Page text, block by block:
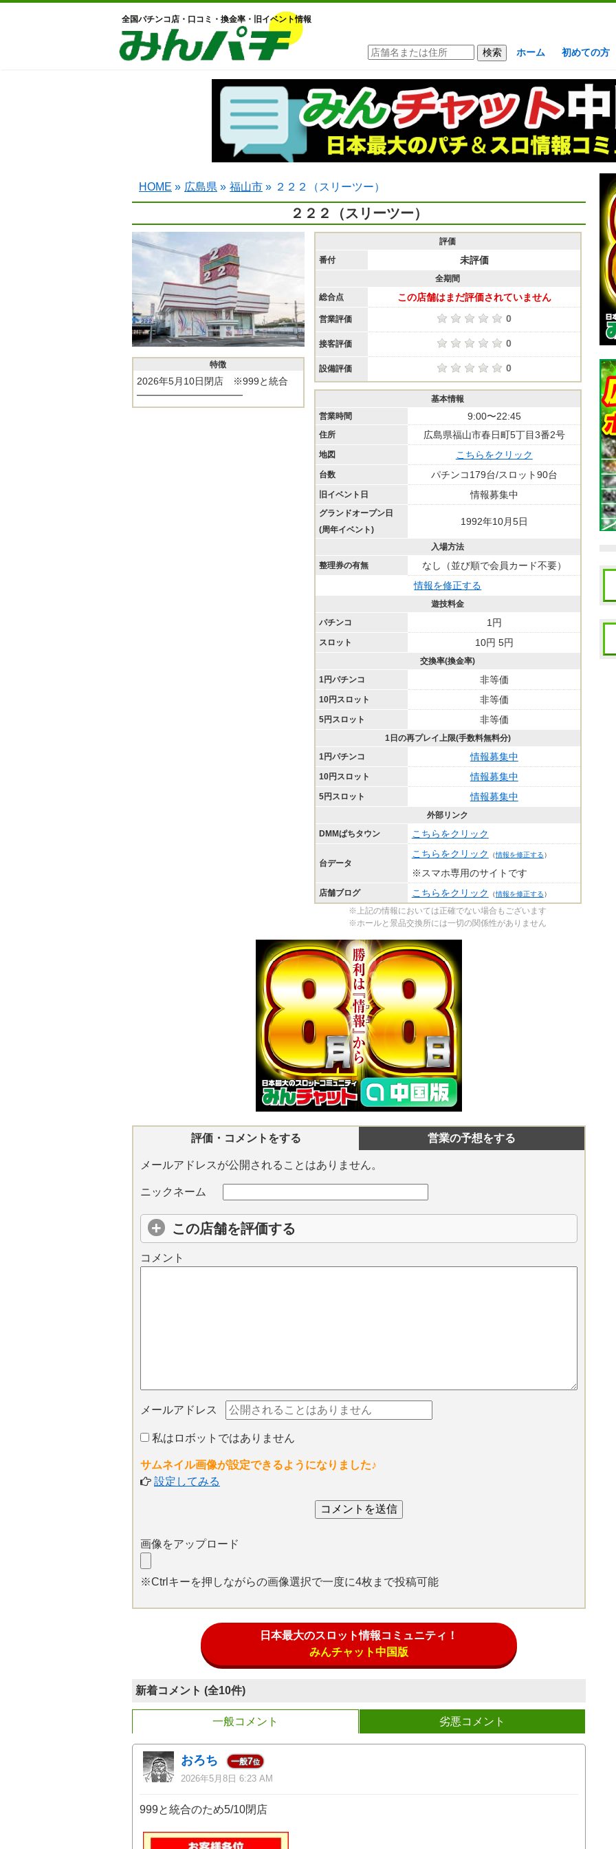
全国パチンコ店・口コミ・換金率・旧イベント情報
ホーム 初めての方
HOME » 広島県 » 福山市 » ２２２（スリーツー）
２２２（スリーツー）
特徴
2026年5月10日閉店 ※999と統合
━━━━━━━━━━━
評価
番付
未評価
全期間
総合点
この店舗はまだ評価されていません
営業評価 0
接客評価 0
設備評価 0
基本情報
営業時間
9:00〜22:45
住所 広島県福山市春日町5丁目3番2号
地図 こちらをクリック
台数 パチンコ179台/スロット90台
旧イベント日 情報募集中
グランドオープン日
(周年イベント)
1992年10月5日
入場方法
整理券の有無
なし（並び順で会員カード不要）
情報を修正する
遊技料金
パチンコ
1円
スロット 10円 5円
交換率(換金率)
1円パチンコ
非等価
10円スロット 非等価
5円スロット 非等価
1日の再プレイ上限(手数料無料分)
1円パチンコ
情報募集中
10円スロット 情報募集中
5円スロット 情報募集中
外部リンク
DMMぱちタウン
こちらをクリック
台データ
こちらをクリック （情報を修正する）
※スマホ専用のサイトです
店舗ブログ こちらをクリック （情報を修正する）
※上記の情報においては正確でない場合もございます
※ホールと景品交換所には一切の関係性がありません
評価・コメントをする 営業の予想をする
メールアドレスが公開されることはありません。
ニックネーム
この店舗を評価する
コメント
メールアドレス
私はロボットではありません
サムネイル画像が設定できるようになりました♪
設定してみる
画像をアップロード
※Ctrlキーを押しながらの画像選択で一度に4枚まで投稿可能
日本最大のスロット情報コミュニティ！
みんチャット中国版
新着コメント (全10件)
一般コメント 劣悪コメント
おろち 一般7位
2026年5月8日 6:23 AM
999と統合のため5/10閉店